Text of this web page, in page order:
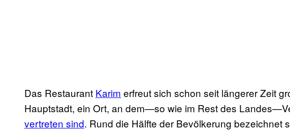
Das Restaurant Karim erfreut sich schon seit längerer Zeit
Hauptstadt, ein Ort, an dem—so wie im Rest des
vertreten sind. Rund die Hälfte der Bevölkerung bezeichnet